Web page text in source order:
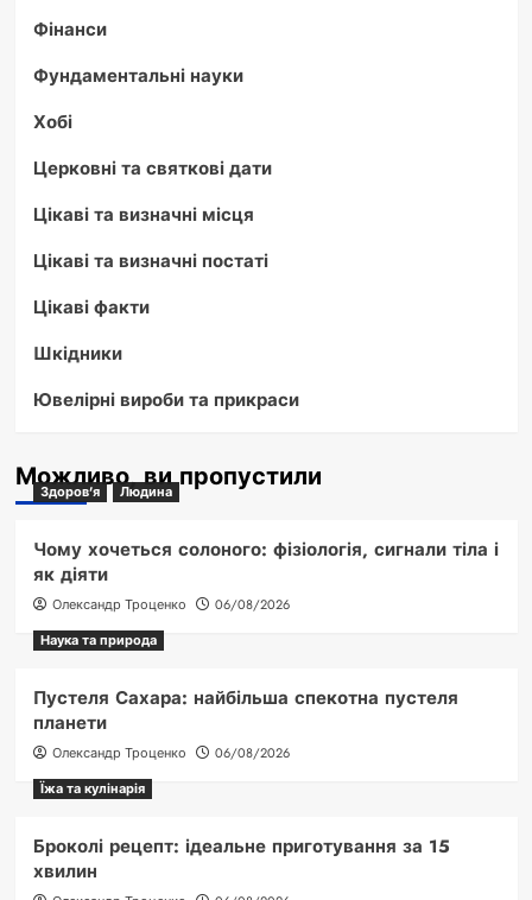
Фінанси
Фундаментальні науки
Хобі
Церковні та святкові дати
Цікаві та визначні місця
Цікаві та визначні постаті
Цікаві факти
Шкідники
Ювелірні вироби та прикраси
Можливо, ви пропустили
Здоров'я Людина
Чому хочеться солоного: фізіологія, сигнали тіла і
як діяти
Олександр Троценко
06/08/2026
Наука та природа
Пустеля Сахара: найбільша спекотна пустеля
планети
Олександр Троценко
06/08/2026
Їжа та кулінарія
Броколі рецепт: ідеальне приготування за 15
хвилин